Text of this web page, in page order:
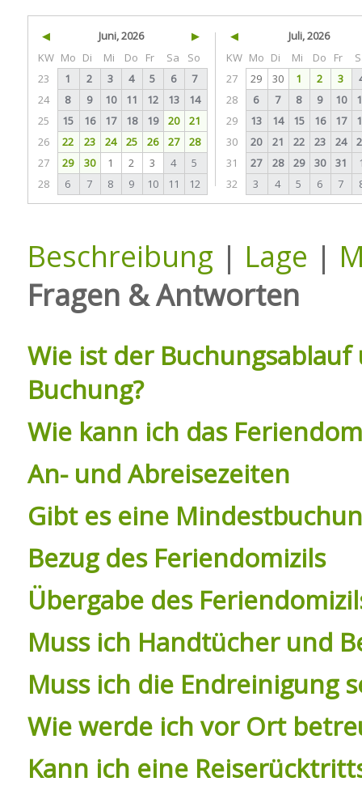
◀ Juni, 2026
▶
KW Mo Di Mi Do Fr Sa
So
23
1 2 3 4 5 6
7
24
8 9 10 11 12 13
14
25
15 16 17 18 19 20
21
26
22 23 24 25 26 27
28
27
29 30 1 2 3 4
5
28
6 7 8 9 10 11 12
◀
Juli, 2026
KW Mo Di Mi Do Fr
27
29 30 1 2 3
28
6 7 8 9 10
29
13 14 15 16 17
30
20 21 22 23 24
31
27 28 29 30 31
32
3 4 5 6 7
Beschreibung | Lage |
Fragen & Antworten
Wie ist der
Buchung?
Wie kann ich das
An- und Abreisezeiten
Gibt es eine
Bezug des Feriendomizils
Übergabe des
Muss ich Handtücher und
Muss ich die Endreinigung
Wie werde ich vor Ort
Kann ich eine